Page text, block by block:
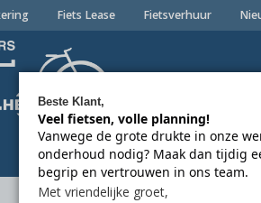
Fiets Lease Fietsverhuur
Gebruikte fietsen Onderdelen
Beste Klant,
Veel fietsen, volle planning!
Vanwege de grote drukte in onze
onderhoud nodig? Maak dan tijdig
begrip en vertrouwen in ons team.
Met vriendelijke groet,